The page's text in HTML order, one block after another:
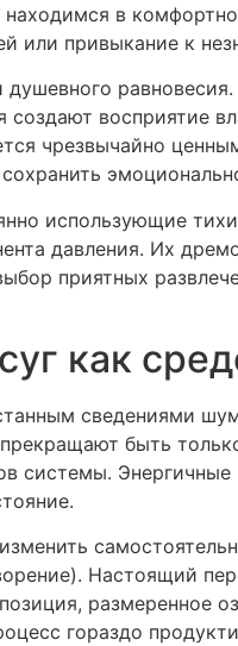
в
или привыкание к
восприятие
чрезвычайно
использующие
давления. Их
приятных
как
сведениями
быть
системы.
Настоящий
размеренное
гораздо